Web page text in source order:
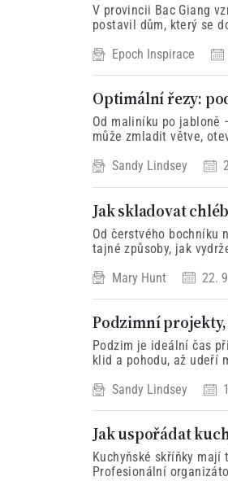
V provincii Bac Giang
postavil dům, který se
nadšence, který se stal
Epoch Inspirace
Optimální řezy:
Od maliníku po jabloně
může zmladit větve,
Sandy Lindsey
Jak skladovat
Od čerstvého bochníku
tajné způsoby, jak
Mary Hunt 22.
Podzimní
Podzim je ideální čas
klid a pohodu, až udeří
Sandy Lindsey
Jak uspořádat
Kuchyňské skříňky
Profesionální